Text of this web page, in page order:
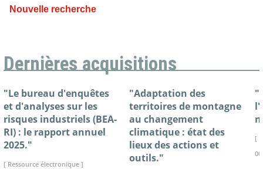
Nouvelle recherche
Dernières acquisitions
"Le bureau d'enquêtes
et d'analyses sur les
risques industriels (BEA-
RI) : le rapport annuel
2025."
[ Ressource électronique ]
"Adaptation des
territoires de montagne
au changement
climatique : état des
lieux des actions et
outils."
[